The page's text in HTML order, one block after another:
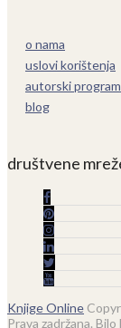
o nama
uslovi korištenja
autorski program
blog
društvene
Knjige Online
Prava zadržana.